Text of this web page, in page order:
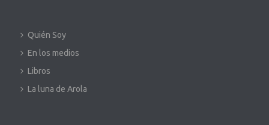
Quién Soy
En los medios
Libros
La luna de Arola